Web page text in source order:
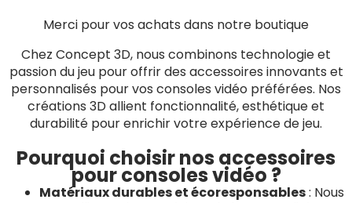
Merci pour vos achats dans notre boutique
Chez Concept 3D, nous combinons technologie et
passion du jeu pour offrir des accessoires innovants et
personnalisés pour vos consoles vidéo préférées. Nos
créations 3D allient fonctionnalité, esthétique et
durabilité pour enrichir votre expérience de jeu.
Pourquoi choisir nos accessoires
pour consoles vidéo ?
Matériaux durables et écoresponsables: Nous